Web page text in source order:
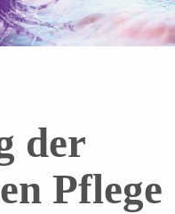
der
Pflege